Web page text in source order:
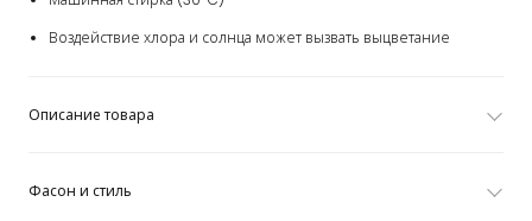
Воздействие хлора и солнца может вызвать выцветание
Описание товара
Фасон и стиль